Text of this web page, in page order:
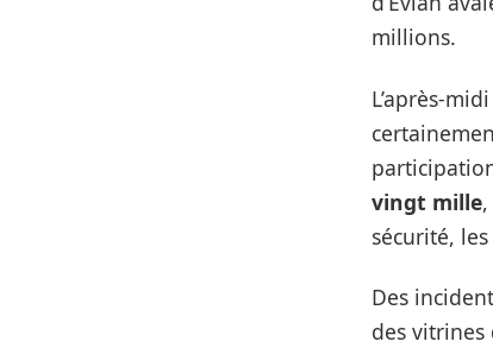
millions.
L’après-
vingt mille
sécurité,
Des
des vitrines